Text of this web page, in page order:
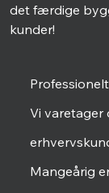
det færdige
kunder!
Vi varetager
Mangeårig